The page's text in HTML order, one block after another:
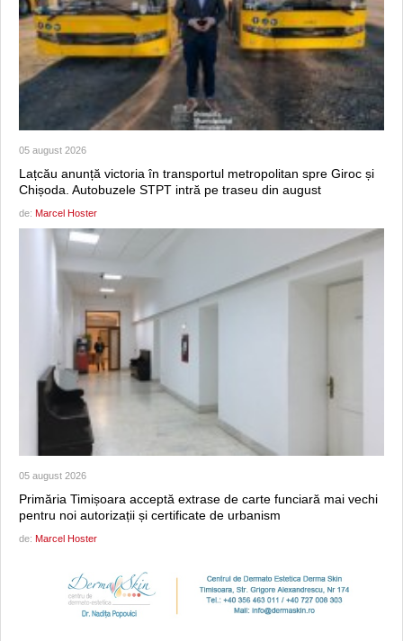
05 august 2026
Lațcău anunță victoria în transportul metropolitan spre Giroc și
Chișoda. Autobuzele STPT intră pe traseu din august
de: Marcel Hoster
05 august 2026
Primăria Timișoara acceptă extrase de carte funciară mai vechi
pentru noi autorizații și certificate de urbanism
de: Marcel Hoster